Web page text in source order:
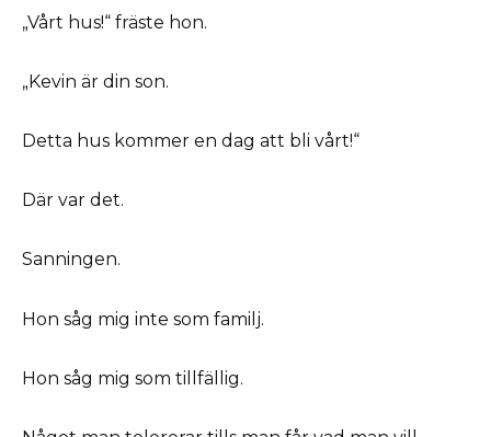
„Vårt hus!“ fräste hon.
„Kevin är din son.
Detta hus kommer en dag att bli vårt!“
Där var det.
Sanningen.
Hon såg mig inte som familj.
Hon såg mig som tillfällig.